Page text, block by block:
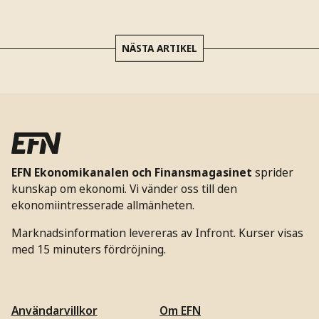
NÄSTA ARTIKEL
EFN Ekonomikanalen och Finansmagasinet sprider
kunskap om ekonomi. Vi vänder oss till den
ekonomiintresserade allmänheten.
Marknadsinformation levereras av Infront. Kurser visas
med 15 minuters fördröjning.
Användarvillkor Om EFN